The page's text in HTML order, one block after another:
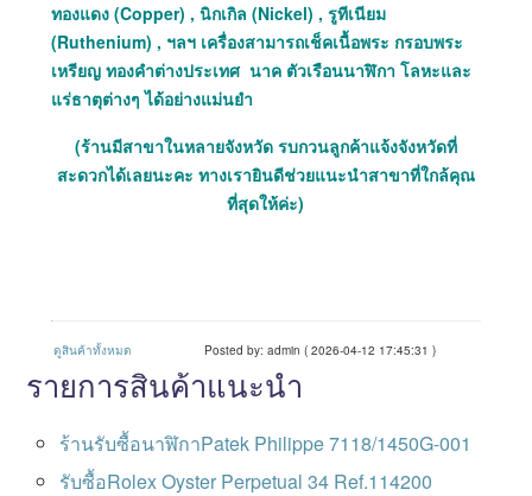
ทองแดง (Copper) , นิกเกิล (Nickel) , รูทีเนียม
(Ruthenium) , ฯลฯ เครื่องสามารถเช็คเนื้อพระ กรอบพระ
เหรียญ ทองคำต่างประเทศ นาค ตัวเรือนนาฬิกา โลหะและ
แร่ธาตุต่างๆ ได้อย่างแม่นยำ
(ร้านมีสาขาในหลายจังหวัด รบกวนลูกค้าแจ้งจังหวัดที่
สะดวกได้เลยนะคะ ทางเรายินดีช่วยแนะนำสาขาที่ใกล้คุณ
ที่สุดให้ค่ะ)
ดูสินค้าทั้งหมด Posted by: admin ( 2026-04-12 17:45:31 )
รายการสินค้าแนะนำ
ร้านรับซื้อนาฬิกาPatek Philippe 7118/1450G-001
รับซื้อRolex Oyster Perpetual 34 Ref.114200